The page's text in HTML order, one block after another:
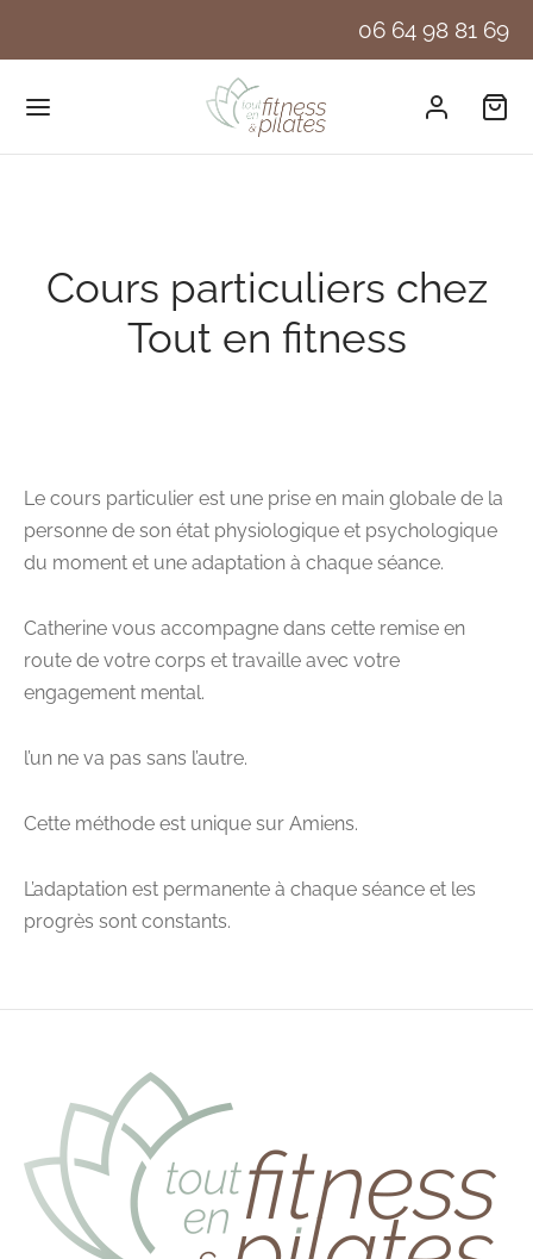
06 64 98 81 69
Cours particuliers chez
Tout en fitness
Le cours particulier est une prise en main globale de la
personne de son état physiologique et psychologique
du moment et une adaptation à chaque séance.
Catherine vous accompagne dans cette remise en
route de votre corps et travaille avec votre
engagement mental.
l’un ne va pas sans l’autre.
Cette méthode est unique sur Amiens.
L’adaptation est permanente à chaque séance et les
progrès sont constants.